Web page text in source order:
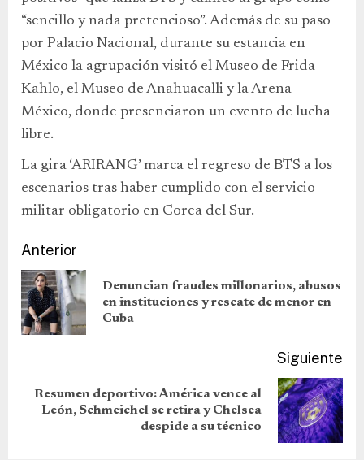
“sencillo y nada pretencioso”. Además de su paso
por Palacio Nacional, durante su estancia en
México la agrupación visitó el Museo de Frida
Kahlo, el Museo de Anahuacalli y la Arena
México, donde presenciaron un evento de lucha
libre.
La gira ‘ARIRANG’ marca el regreso de BTS a los
escenarios tras haber cumplido con el servicio
militar obligatorio en Corea del Sur.
Anterior
Denuncian fraudes millonarios, abusos
en instituciones y rescate de menor en
Cuba
Siguiente
Resumen deportivo: América vence al
León, Schmeichel se retira y Chelsea
despide a su técnico